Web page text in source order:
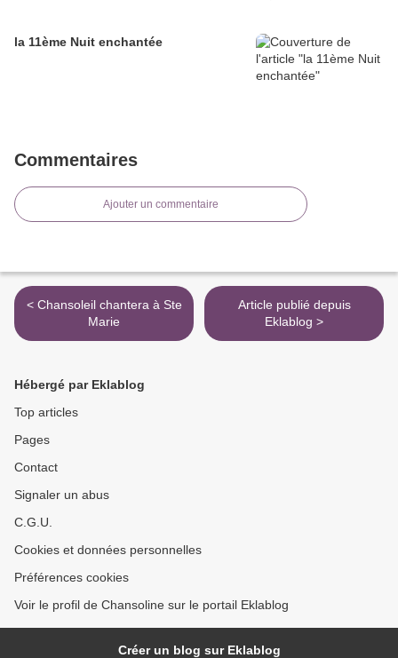
la 11ème Nuit enchantée
Commentaires
Ajouter un commentaire
< Chansoleil chantera à Ste
Marie
Article publié depuis
Eklablog >
Hébergé par Eklablog
Top articles
Pages
Contact
Signaler un abus
C.G.U.
Cookies et données personnelles
Préférences cookies
Voir le profil de Chansoline sur le portail Eklablog
Créer un blog sur Eklablog